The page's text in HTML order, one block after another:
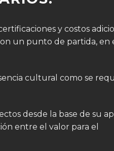
y costos
un punto de partida,
cultural como se
desde la base de su
entre el valor para el